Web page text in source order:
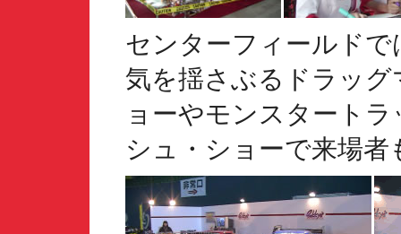
センターフィールド
気を揺さぶるドラッ
ョーやモンスタート
シュ・ショーで来場者